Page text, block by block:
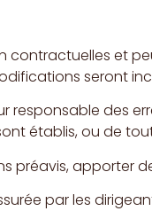
contractuelles et
seront
responsable des
établis, ou de
préavis,
par les dirigeants